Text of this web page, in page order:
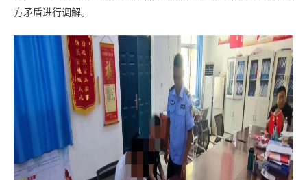
方矛盾进行调解。